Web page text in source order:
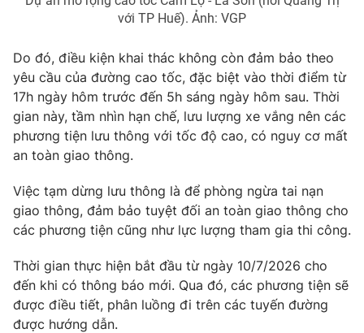
Khán giả
Du lịch
Chất lượng cuộc sống
Tuyển sinh
Học trực tuyến
Công nghệ
Hitech Công nghệ tương lai
Sản phẩm
Thị trường
Tư vấn
Giao lưu trực tuyến
Lịch phát sóng
Chuyên mục khác
Photo Infographic
với TP Huế). Ảnh: VGP
Do đó, điều kiện khai thác không còn đảm bảo theo
yêu cầu của đường cao tốc, đặc biệt vào thời điểm từ
17h ngày hôm trước đến 5h sáng ngày hôm sau. Thời
gian này, tầm nhìn hạn chế, lưu lượng xe vắng nên các
phương tiện lưu thông với tốc độ cao, có nguy cơ mất
an toàn giao thông.
Việc tạm dừng lưu thông là để phòng ngừa tai nạn
giao thông, đảm bảo tuyệt đối an toàn giao thông cho
các phương tiện cũng như lực lượng tham gia thi công.
Thời gian thực hiện bắt đầu từ ngày 10/7/2026 cho
đến khi có thông báo mới. Qua đó, các phương tiện sẽ
được điều tiết, phân luồng đi trên các tuyến đường
được hướng dẫn.